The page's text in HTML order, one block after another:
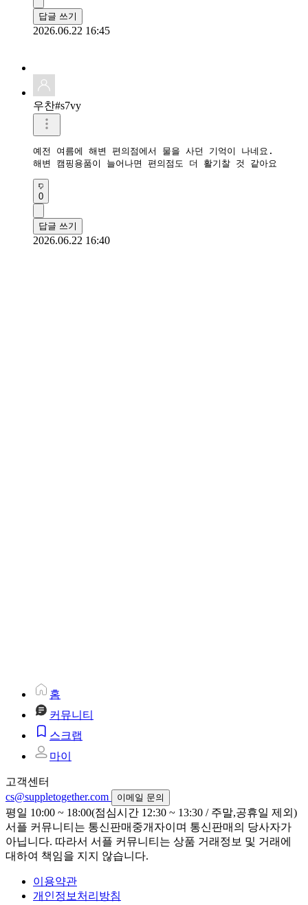
답글 쓰기
2026.06.22 16:45
우찬#s7vy
예전 여름에 해변 편의점에서 물을 사던 기억이 나네요.
해변 캠핑용품이 늘어나면 편의점도 더 활기찰 것 같아요
0
답글 쓰기
2026.06.22 16:40
홈
커뮤니티
스크랩
마이
고객센터
cs@suppletogether.com
이메일 문의
평일 10:00 ~ 18:00(점심시간 12:30 ~ 13:30 / 주말,공휴일 제외)
서플 커뮤니티는 통신판매중개자이며 통신판매의 당사자가
아닙니다. 따라서 서플 커뮤니티는 상품 거래정보 및 거래에
대하여 책임을 지지 않습니다.
이용약관
개인정보처리방침